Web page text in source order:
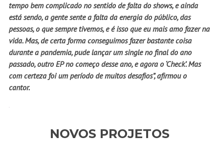
tempo bem complicado no sentido de falta do shows, e ainda
está sendo, a gente sente a falta da energia do público, das
pessoas, o que sempre tivemos, e é isso que eu mais amo fazer na
vida. Mas, de certa forma conseguimos fazer bastante coisa
durante a pandemia, pude lançar um single no final do ano
passado, outro EP no começo desse ano, e agora o ‘Check’. Mas
com certeza foi um período de muitos desafios”, afirmou o
cantor.
NOVOS PROJETOS